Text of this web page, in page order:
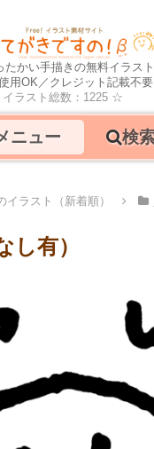
たかい手描きの無料イラス
用OK／クレジット記載不
イラスト総数：1225 ☆
ニュー 検
イラスト（新着順）
し有）